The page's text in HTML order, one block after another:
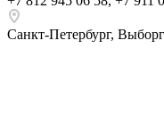
Санкт-Петербург,